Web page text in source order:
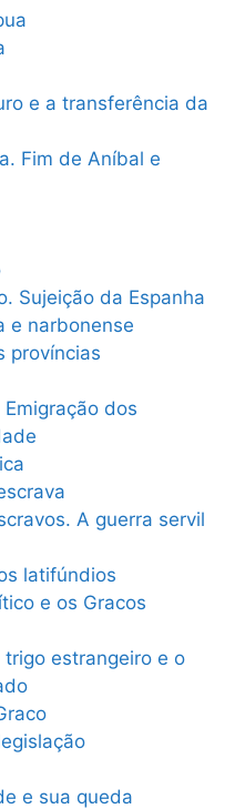
e a transferência da
Fim de Aníbal e
Sujeição da Espanha
e narbonense
províncias
dos
A guerra servil
latifúndios
e os Gracos
estrangeiro e o
e sua queda